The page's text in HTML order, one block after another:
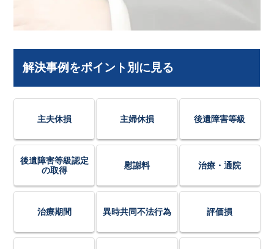
解決事例をポイント別に見る
主夫休損 主婦休損 後遺障害等級
後遺障害等級認定
の取得
慰謝料 治療・通院
治療期間 異時共同不法行為 評価損